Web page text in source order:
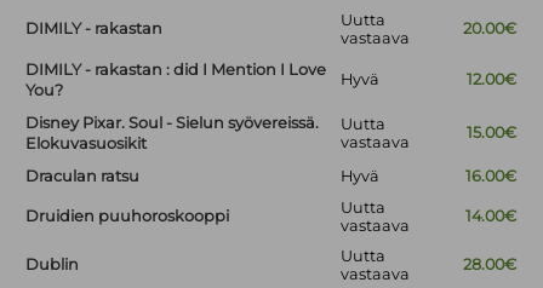
DIMILY - rakastan
Uutta
vastaava
20.00€
DIMILY - rakastan : did I Mention I Love
You?
Hyvä 12.00€
Disney Pixar. Soul - Sielun syövereissä.
Elokuvasuosikit
Uutta
vastaava
15.00€
Draculan ratsu Hyvä 16.00€
Druidien puuhoroskooppi
Uutta
vastaava
14.00€
Dublin
Uutta
vastaava
28.00€